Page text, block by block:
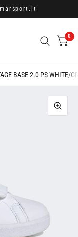
0
BASE 2.0 PS WHITE/